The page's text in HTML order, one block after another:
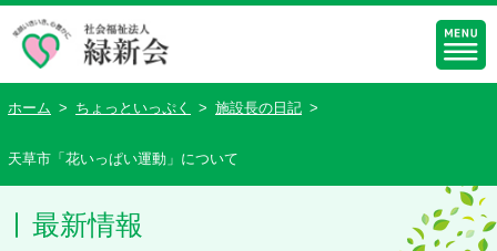
ホーム > ちょっといっぷく > 施設長の日記 >
天草市「花いっぱい運動」について
最新情報